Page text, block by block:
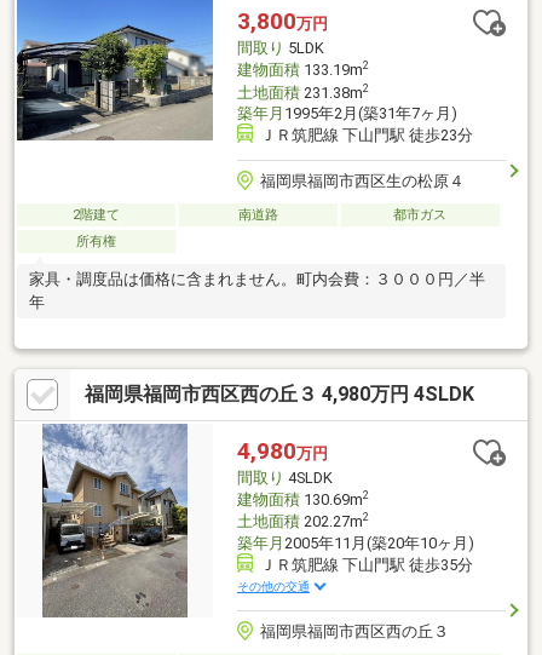
に遊びに行くことができるので、子育て世帯の方にもオススメで
す！〇リフォーム・リノベーションのご相談も承っております！
是非、お気軽にお問い合わせください！
3,800万円
間取り 5LDK
建物面積133.19m2
土地面積231.38m2
築年月 1995年2月(築31年7ヶ月)
ＪＲ筑肥線 下山門駅 徒歩23分
福岡県福岡市西区生の松原４
2階建て 南道路
都市ガス
所有権
家具・調度品は価格に含まれません。町内会費：３０００円／半
年
福岡県福岡市西区西の丘３ 4,980万円 4SLDK
4,980万円
間取り 4SLDK
建物面積130.69m2
土地面積202.27m2
築年月 2005年11月(築20年10ヶ月)
ＪＲ筑肥線 下山門駅 徒歩35分
その他の交通
福岡県福岡市西区西の丘３